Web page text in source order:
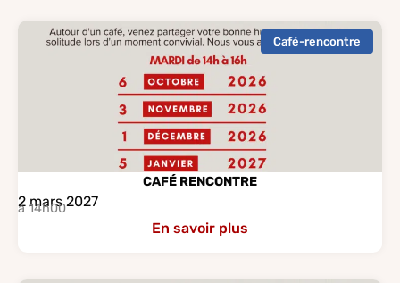
Café-rencontre
CAFÉ RENCONTRE
2 mars 2027
à 14h00
En savoir plus